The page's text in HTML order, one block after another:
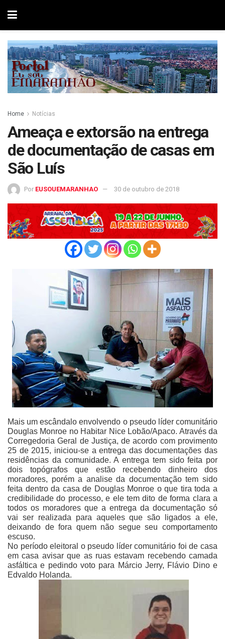
Home Notícias
Ameaça e extorsão na entrega
de documentação de casas em
São Luís
Por EUSOUEMARANHAO 30 de outubro de 2018
Mais um escândalo envolvendo o pseudo líder comunitário
Douglas Monroe no Habitar Nice Lobão/Apaco. Através da
Corregedoria Geral de Justiça, de acordo com provimento
25 de 2015, iniciou-se a entrega das documentações das
residências da comunidade. A entrega tem sido feita por
dois topógrafos que estão recebendo dinheiro dos
moradores, porém a analise da documentação tem sido
feita dentro da casa de Douglas Monroe o que tira toda a
credibilidade do processo, e ele tem dito de forma clara a
todos os moradores que a entrega da documentação só
vai ser realizada para aqueles que são ligados a ele,
deixando de fora quem não segue seu comportamento
escuso.
No período eleitoral o pseudo líder comunitário foi de casa
em casa avisar que as ruas estavam recebendo camada
asfáltica e pedindo voto para Márcio Jerry, Flávio Dino e
Edvaldo Holanda.